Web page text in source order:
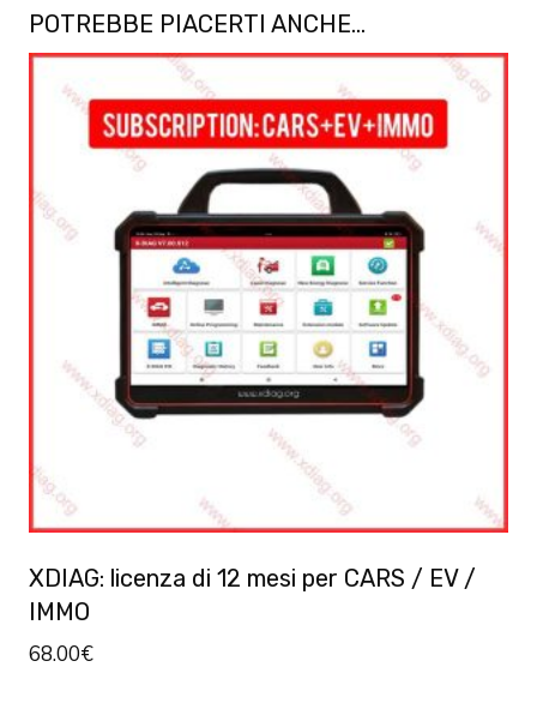
POTREBBE PIACERTI ANCHE…
XDIAG: licenza di 12 mesi per CARS / EV /
IMMO
68.00€